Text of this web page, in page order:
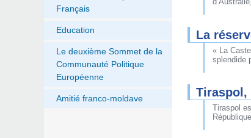
La
« La
splendide
Tiraspol,
Tiraspol
Français
Education
Le deuxième Sommet de la
Communauté Politique
Européenne
Amitié franco-moldave